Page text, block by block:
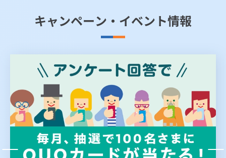
キャンペーン・イベント情報